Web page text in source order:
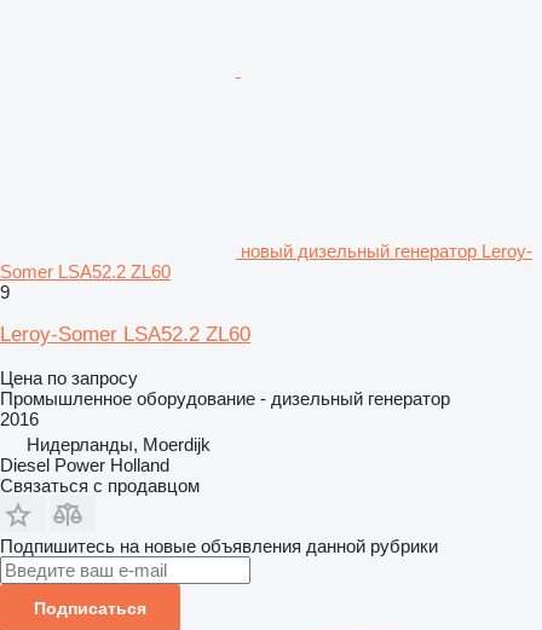
новый дизельный генератор Leroy-
Somer LSA52.2 ZL60
9
Leroy-Somer LSA52.2 ZL60
Цена по запросу
Промышленное оборудование - дизельный генератор
2016
Нидерланды, Moerdijk
Diesel Power Holland
Связаться с продавцом
Подпишитесь на новые объявления данной рубрики
Подписаться